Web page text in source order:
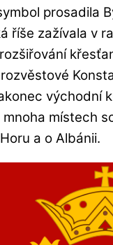
prosadila
říše zažívala v
východní
místech
a o Albánii.